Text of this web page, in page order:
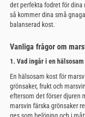
det perfekta fodret för
så kommer dina små
balanserad kost.
Vanliga frågor om
1. Vad ingår i en
En hälsosam kost för
grönsaker, frukt och
eftersom det förser djuren
marsvin färska grönsaker